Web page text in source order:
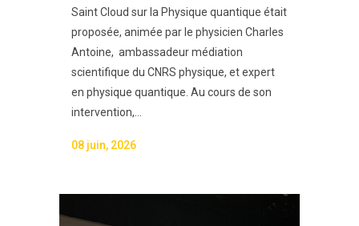
Saint Cloud sur la Physique quantique était
proposée, animée par le physicien Charles
Antoine, ambassadeur médiation
scientifique du CNRS physique, et expert
en physique quantique. Au cours de son
intervention,...
08 juin, 2026